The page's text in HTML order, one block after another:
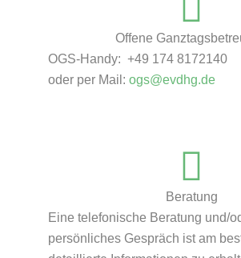
Offene
OGS-Handy: +49 174 8172140
oder per Mail: ogs@evdhg.de
Beratung
Eine telefonische Beratung und/
persönliches Gespräch ist am